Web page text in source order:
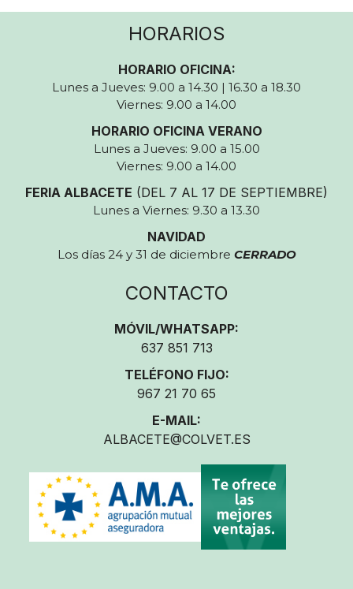
HORARIOS
HORARIO OFICINA:
Lunes a Jueves: 9.00 a 14.30 | 16.30 a 18.30
Viernes: 9.00 a 14.00
HORARIO OFICINA VERANO
Lunes a Jueves: 9.00 a 15.00
Viernes: 9.00 a 14.00
FERIA ALBACETE (DEL 7 AL 17 DE SEPTIEMBRE)
Lunes a Viernes: 9.30 a 13.30
NAVIDAD
Los días 24 y 31 de diciembre CERRADO
CONTACTO
MÓVIL/WHATSAPP:
637 851 713
TELÉFONO FIJO:
967 21 70 65
E-MAIL:
ALBACETE@COLVET.ES